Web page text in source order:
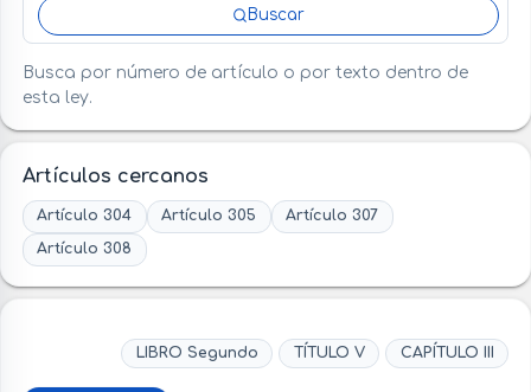
Buscar
Busca por número de artículo o por texto dentro de
esta ley.
Artículos cercanos
Artículo 304 Artículo 305
Artículo 307
Artículo 308
LIBRO Segundo TÍTULO V CAPÍTULO III